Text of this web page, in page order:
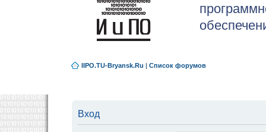
IIPO.TU-Bryansk.Ru | Список форумов
Вход